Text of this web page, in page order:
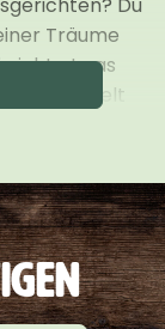
Du
Träume
nicht etwas
Entwickelt
Junioren
„Mich
– die leichte
in den